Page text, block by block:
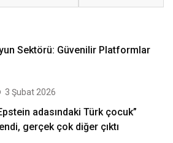
Sektörü: Güvenilir Platformlar
3 Şubat 2026
adasındaki Türk çocuk”
gerçek çok diğer çıktı